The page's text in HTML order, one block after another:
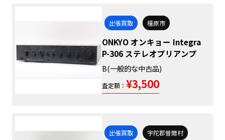
出張買取 橿原市
ONKYO オンキョー Integra
P-306 ステレオプリアンプ
B(一般的な中古品)
査定額： ¥3,500
出張買取 宇陀郡曽爾村